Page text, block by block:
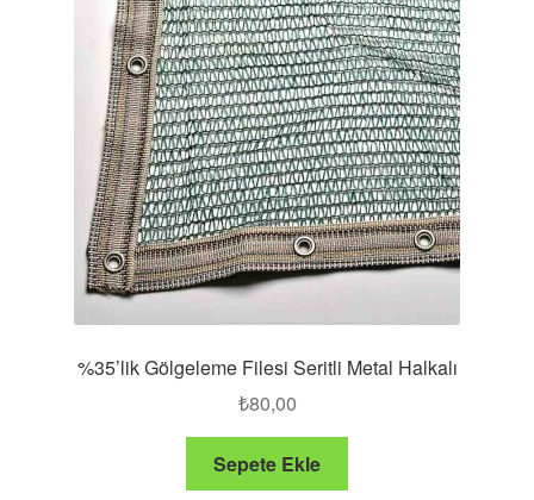
%35’lik Gölgeleme Filesi Seritli Metal Halkalı
₺80,00
Sepete Ekle